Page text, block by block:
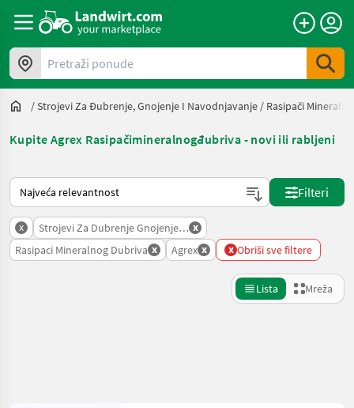
Pretraži ponude
/Strojevi Za Đubrenje, Gnojenje I Navodnjavanje / Rasipači
Kupite Agrex Rasipačimineralnogđubriva - novi ili rabljeni
Način na koji sortira Landwirt.com
Filteri
x Strojevi Za Dubrenje Gnojenje I Navodnjavanje
x
Rasipaci Mineralnog Dubriva x Agrex x x Obriši sve filtere
Lista Mreža